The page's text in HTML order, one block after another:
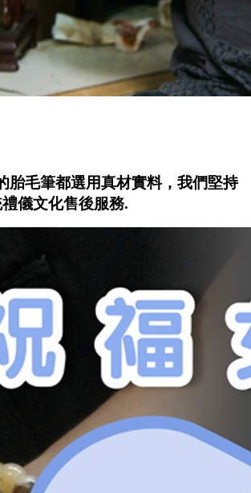
胎毛筆都選用真材實料，我們堅持
儀文化售後服務.